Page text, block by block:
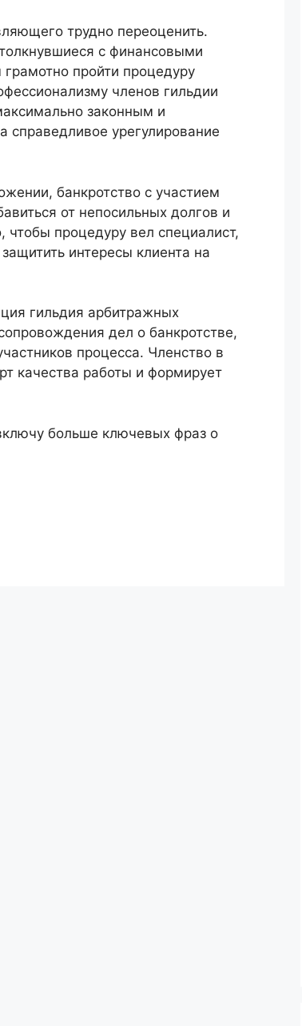
трудно переоценить.
с финансовыми
пройти процедуру
членов гильдии
законным и
справедливое урегулирование
банкротство с участием
от непосильных долгов и
процедуру вел специалист,
интересы клиента на
гильдия арбитражных
дел о банкротстве,
процесса. Членство в
качества работы и формирует
больше ключевых фраз о